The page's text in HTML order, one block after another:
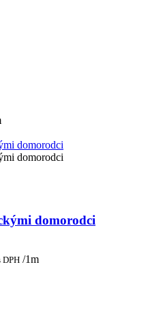
domorodci
DPH /1m